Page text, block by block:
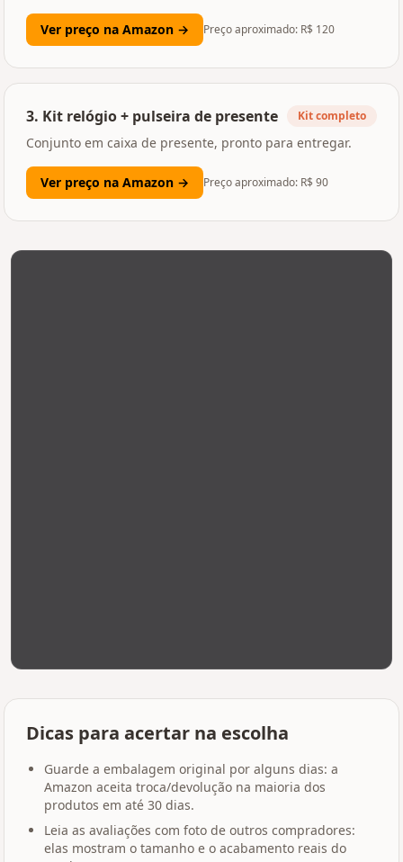
Ver preço na Amazon → Preço aproximado: R$ 120
3. Kit relógio + pulseira de presente Kit completo
Conjunto em caixa de presente, pronto para entregar.
Ver preço na Amazon → Preço aproximado: R$ 90
Dicas para acertar na escolha
Guarde a embalagem original por alguns dias: a
Amazon aceita troca/devolução na maioria dos
produtos em até 30 dias.
Leia as avaliações com foto de outros compradores:
elas mostram o tamanho e o acabamento reais do